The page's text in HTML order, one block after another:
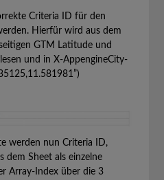
Criteria ID für den
Hierfür wird aus dem
GTM Latitude und
und in X-AppengineCity-
werden nun Criteria ID,
dem Sheet als einzelne
Array-Index über die 3